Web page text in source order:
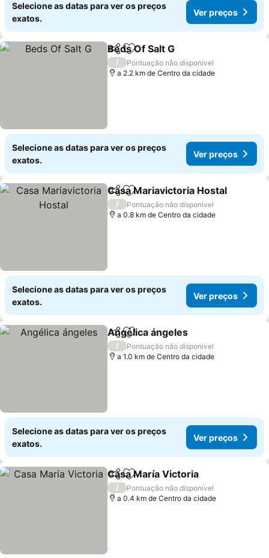
Selecione as datas para ver os preços
exatos.
Ver preços
PartilharAdicionar aos favoritos
Beds Of Salt G
/
Pontuação não disponível
a 2.2 km de Centro da cidade
Selecione as datas para ver os preços
exatos.
Ver preços
PartilharAdicionar aos favoritos
Casa Mariavictoria Hostal
/
Pontuação não disponível
a 0.8 km de Centro da cidade
Selecione as datas para ver os preços
exatos.
Ver preços
PartilharAdicionar aos favoritos
Angélica ángeles
/
Pontuação não disponível
a 1.0 km de Centro da cidade
Selecione as datas para ver os preços
exatos.
Ver preços
PartilharAdicionar aos favoritos
Casa María Victoria
/
Pontuação não disponível
a 0.4 km de Centro da cidade